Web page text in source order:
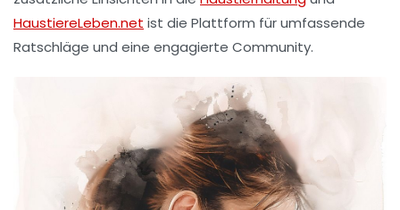
HaustiereLeben.net ist die Plattform für umfassende
Ratschläge und eine engagierte Community.